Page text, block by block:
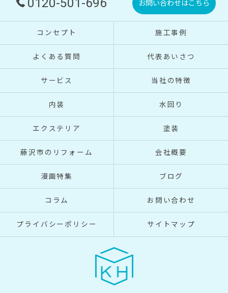
0120-501-696 お問い合わせはこちら
コンセプト 施工事例
よくある質問 代表あいさつ
サービス 当社の特徴
内装 水回り
エクステリア 塗装
藤沢市のリフォーム 会社概要
漫画特集 ブログ
コラム お問い合わせ
プライバシーポリシー サイトマップ